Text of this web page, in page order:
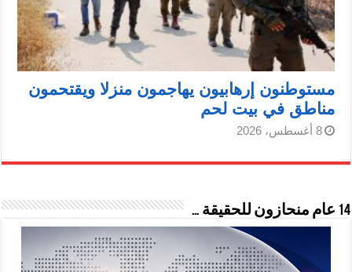
مستوطنون إرهابيون يهاجمون منزلا ويقتحمون
مناطق في بيت لحم
8 أغسطس، 2026
14 عام منحازون للحقيقة …